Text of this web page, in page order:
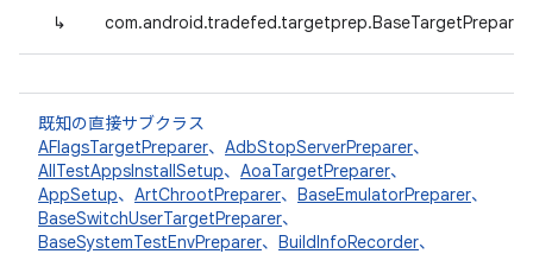
↳ com.android.tradefed.targetprep.BaseTargetPreparer
既知の直接サブクラス
AFlagsTargetPreparer、 AdbStopServerPreparer、
AllTestAppsInstallSetup、 AoaTargetPreparer、
AppSetup、 ArtChrootPreparer、 BaseEmulatorPreparer、
BaseSwitchUserTargetPreparer、
BaseSystemTestEnvPreparer、 BuildInfoRecorder、